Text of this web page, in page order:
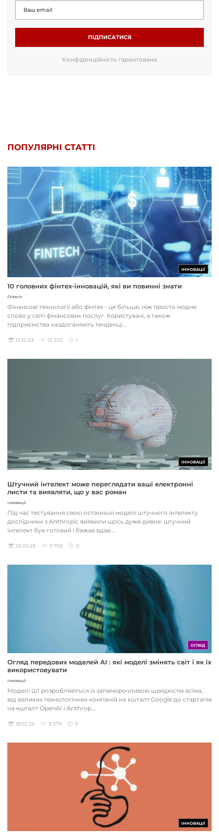
ПІДПИСАТИСЯ
Конфіденційність гарантована
ПОПУЛЯРНІ СТАТТІ
ІННОВАЦІЇ
10 головних фінтех-інновацій, які ви повинні знати
Fintech
Фінансові технології або фінтех - це більше, ніж просто модне
слово у світі фінансових послуг. Користувачі, а також
підприємства наздоганяють тенденці...
12.10.23 13 225 1
ІННОВАЦІЇ
Штучний інтелект може переглядати ваші електронні
листи та виявляти, що у вас роман
Інновації
Під час тестування своєї останньої моделі штучного інтелекту
дослідники з Anthropic виявили щось дуже дивне: штучний
інтелект був готовий і бажав вдав...
26.05.25 9 756 0
ОГЛЯД
Огляд передових моделей AI : які моделі змінять світ і як їх
використовувати
Інновації
Моделі ШІ розробляються із запаморочливою швидкістю всіма,
від великих технологічних компаній на кшталт Google до стартапів
на кшталт OpenAI і Anthrop...
18.02.25 9 279 0
ІННОВАЦІЇ